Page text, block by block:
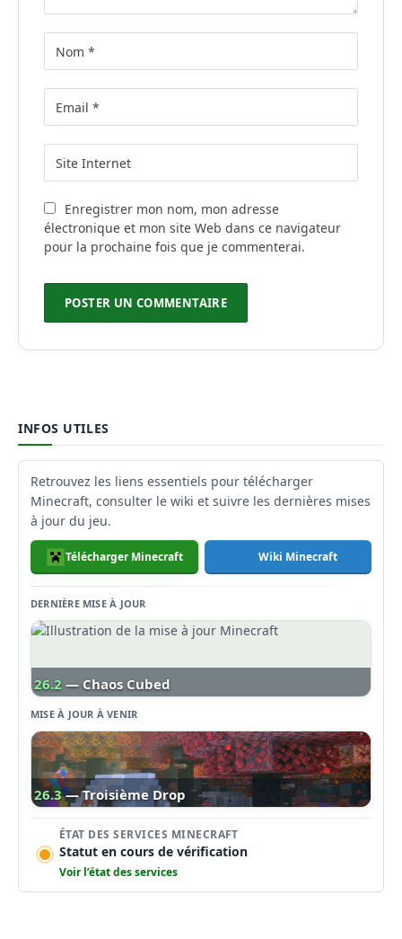
Enregistrer mon nom, mon adresse
électronique et mon site Web dans ce navigateur
pour la prochaine fois que je commenterai.
INFOS UTILES
Retrouvez les liens essentiels pour télécharger
Minecraft, consulter le wiki et suivre les dernières mises
à jour du jeu.
Télécharger Minecraft Wiki Minecraft
DERNIÈRE MISE À JOUR
26.2 — Chaos Cubed
MISE À JOUR À VENIR
26.3 — Troisième Drop
ÉTAT DES SERVICES MINECRAFT
Statut en cours de vérification
Voir l’état des services